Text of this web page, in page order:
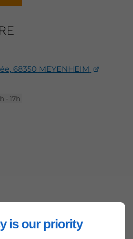
is our priority
68350 MEYENHEIM
- 17h